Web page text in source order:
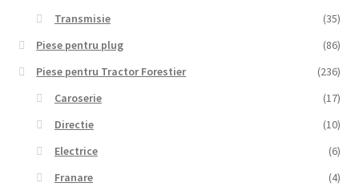
Transmisie
(35)
Piese pentru plug
(86)
Piese pentru Tractor Forestier
(236)
Caroserie
(17)
Directie
(10)
Electrice
(6)
Franare
(4)